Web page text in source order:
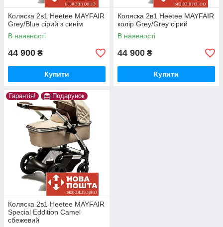
Коляска 2в1 Heetee MAYFAIR
Grey/Blue сірий з синім
В наявності
44 900 ₴
Купити
Коляска 2в1 Heetee MAYFAIR
колір Grey/Grey сірий
В наявності
44 900 ₴
Купити
Гарантія! Подарунок
Коляска 2в1 Heetee MAYFAIR
Special Eddition Camel
сбежевий